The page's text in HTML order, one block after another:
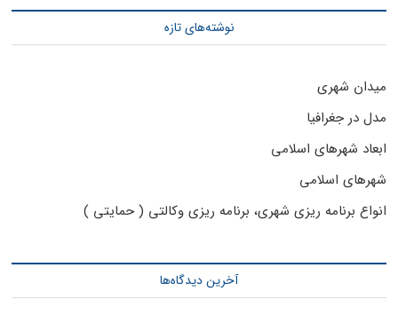
نوشته‌های تازه
میدان شهری
مدل در جغرافیا
ابعاد شهرهای اسلامی
شهرهای اسلامی
انواع برنامه ریزی شهری، برنامه ریزی وکالتی ( حمایتی )
آخرین دیدگاه‌ها